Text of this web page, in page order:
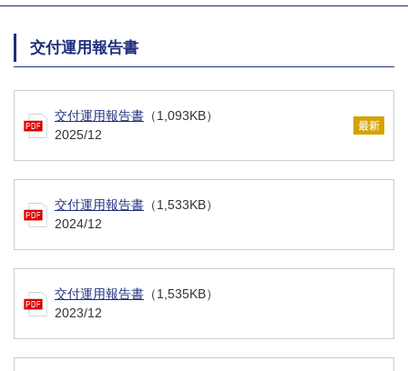
交付運用報告書
交付運用報告書 （1,093KB）
2025/12
交付運用報告書 （1,533KB）
2024/12
交付運用報告書 （1,535KB）
2023/12